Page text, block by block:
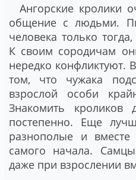
Ангорские кролики
общение с людьми.
человека только
К своим сородичам
нередко конфликтуют.
том, что чужака
взрослой особи
Знакомить
постепенно. Еще
разнополые и вместе
самого начала.
даже при взрослении